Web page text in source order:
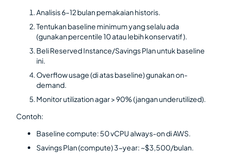
Analisis 6–12 bulan pemakaian historis.
Tentukan baseline minimum yang selalu ada
(gunakan percentile 10 atau lebih konservatif).
Beli Reserved Instance/Savings Plan untuk baseline
ini.
Overflow usage (di atas baseline) gunakan on-
demand.
Monitor utilization agar > 90% (jangan underutilized).
Contoh:
Baseline compute: 50 vCPU always-on di AWS.
Savings Plan (compute) 3-year: ~$3,500/bulan.